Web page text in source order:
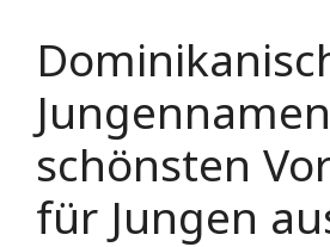
schönsten
für Jungen